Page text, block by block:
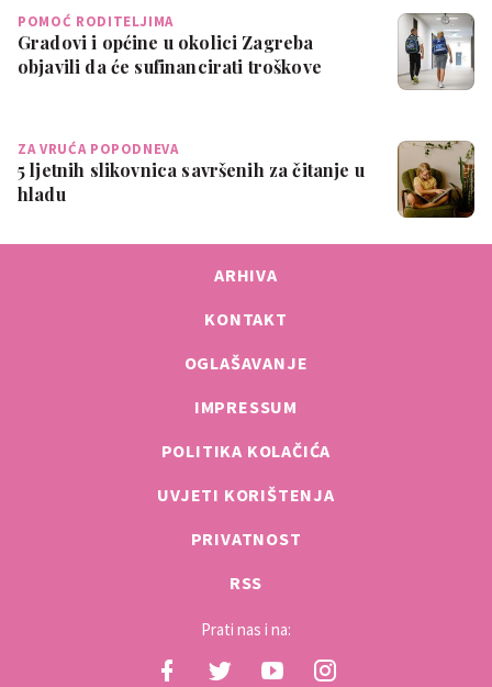
POMOĆ RODITELJIMA
Gradovi i općine u okolici Zagreba
objavili da će sufinancirati troškove
ZA VRUĆA POPODNEVA
5 ljetnih slikovnica savršenih za čitanje u
hladu
ARHIVA
KONTAKT
OGLAŠAVANJE
IMPRESSUM
POLITIKA KOLAČIĆA
UVJETI KORIŠTENJA
PRIVATNOST
RSS
Prati nas i na: